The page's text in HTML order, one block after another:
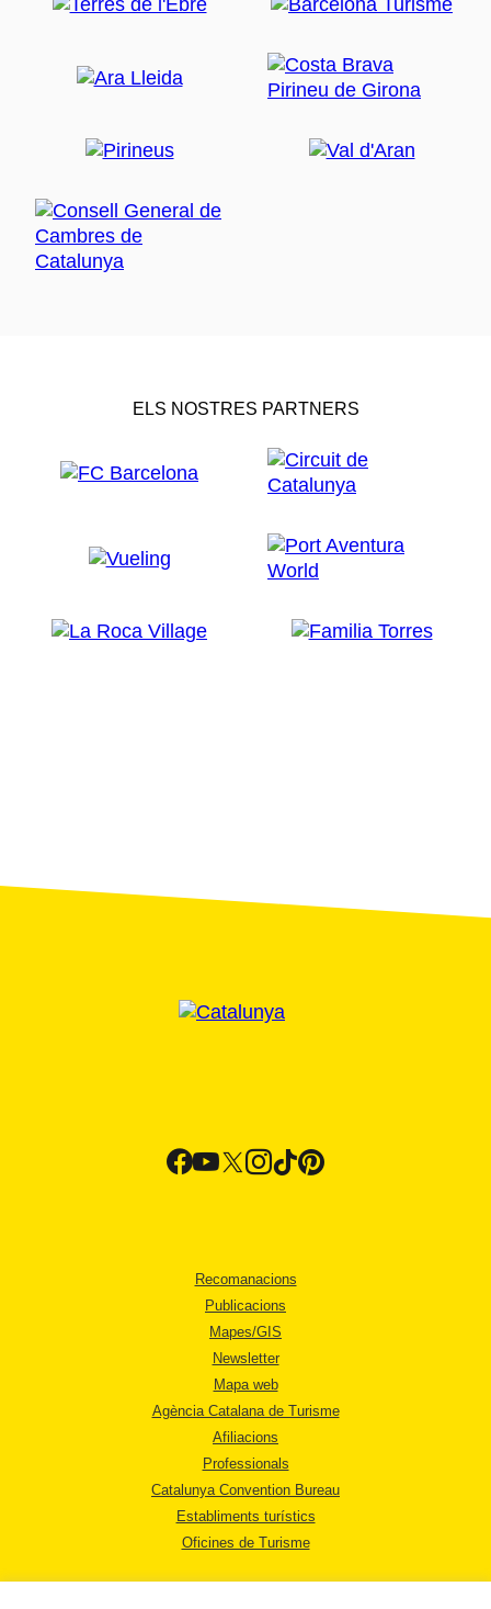
ELS NOSTRES PARTNERS
Recomanacions
Publicacions
Mapes/GIS
Newsletter
Mapa web
Agència Catalana de Turisme
Afiliacions
Professionals
Catalunya Convention Bureau
Establiments turístics
Oficines de Turisme